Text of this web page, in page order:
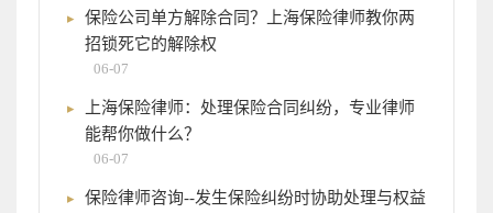
保险公司单方解除合同？上海保险律师教你两
招锁死它的解除权
06-07
上海保险律师：处理保险合同纠纷，专业律师
能帮你做什么？
06-07
保险律师咨询--发生保险纠纷时协助处理与权益